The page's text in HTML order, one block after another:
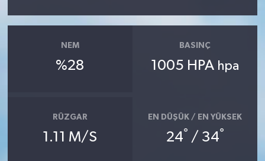
NEM
%28
BASINÇ
1005 HPA hpa
RÜZGAR
1.11 M/S
EN DÜŞÜK / EN YÜKSEK
24° / 34°